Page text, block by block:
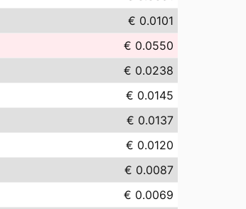
€ 0.0101
€ 0.0550
€ 0.0238
€ 0.0145
€ 0.0137
€ 0.0120
€ 0.0087
€ 0.0069